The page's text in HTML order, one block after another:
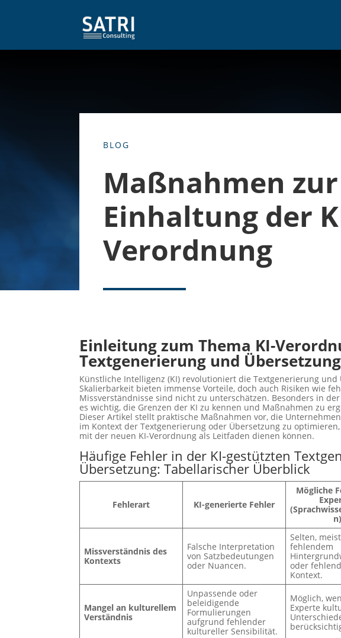
BLOG
Maßnahmen zur
Einhaltung der
Verordnung
Einleitung zum Thema KI-
Textgenerierung und Übersetzung
Künstliche Intelligenz (KI) revolutioniert die Textgenerierung
Skalierbarkeit bieten immense Vorteile, doch auch Risiken wie
Missverständnisse sind nicht zu unterschätzen. Besonders in
es wichtig, die Grenzen der KI zu kennen und Maßnahmen zu
Dieser Artikel stellt praktische Maßnahmen vor, die
im Kontext der Textgenerierung oder Übersetzung zu
mit der neuen KI-Verordnung als Leitfaden dienen können.
Häufige Fehler in der KI-gestützten
Übersetzung: Tabellarischer Überblick
Fehlerart KI-generierte Fehler
Mögliche
n)
Missverständnis des
Kontexts
Falsche Interpretation
von Satzbedeutungen
oder Nuancen.
Selten,
fehlendem
oder
Kontext.
Mangel an kulturellem
Verständnis
Unpassende oder
beleidigende
Formulierungen
aufgrund fehlender
kultureller Sensibilität.
Möglich,
Experte